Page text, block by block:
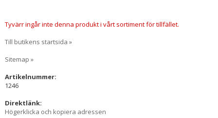
Tyvärr ingår inte denna produkt i vårt sortiment för tillfället.
Till butikens startsida »
Sitemap »
Artikelnummer:
1246
Direktlänk:
Högerklicka och kopiera adressen